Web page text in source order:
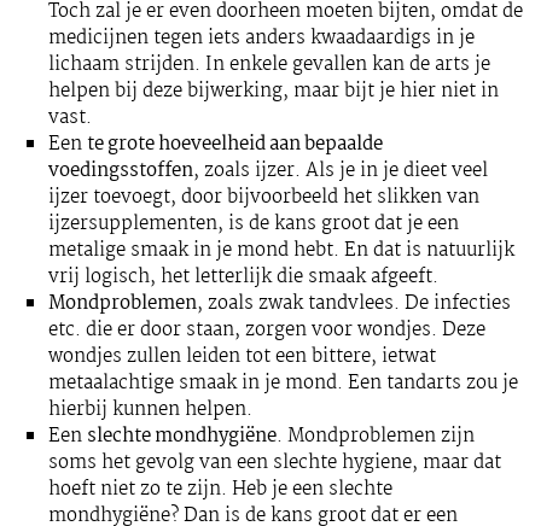
Toch zal je er even doorheen moeten bijten, omdat de
medicijnen tegen iets anders kwaadaardigs in je
lichaam strijden. In enkele gevallen kan de arts je
helpen bij deze bijwerking, maar bijt je hier niet in
vast.
Eente grote hoeveelheid aan bepaalde
voedingsstoffen, zoals ijzer. Als je in je dieet veel
ijzer toevoegt, door bijvoorbeeld het slikken van
ijzersupplementen, is de kans groot dat je een
metalige smaak in je mond hebt. En dat is natuurlijk
vrij logisch, het letterlijk die smaak afgeeft.
Mondproblemen, zoals zwak tandvlees. De infecties
etc. die er door staan, zorgen voor wondjes. Deze
wondjes zullen leiden tot een bittere, ietwat
metaalachtige smaak in je mond. Een tandarts zou je
hierbij kunnen helpen.
Een slechte mondhygiëne. Mondproblemen zijn
soms het gevolg van een slechte hygiene, maar dat
hoeft niet zo te zijn. Heb je een slechte
mondhygiëne? Dan is de kans groot dat er een